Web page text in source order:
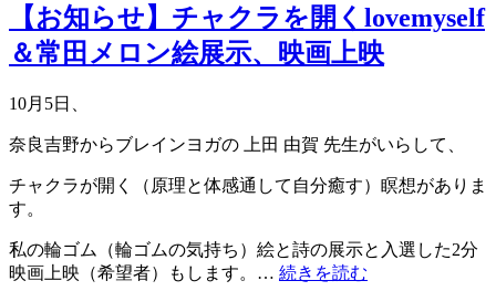
日:【お知らせ】チャクラを開くlovemyself
＆常田メロン絵展示、映画上映
10月5日、
奈良吉野からブレインヨガの 上田 由賀 先生がいらして、
チャクラが開く（原理と体感通して自分癒す）瞑想がありま
す。
私の輪ゴム（輪ゴムの気持ち）絵と詩の展示と入選した2分
映画上映（希望者）もします。… 続きを読む